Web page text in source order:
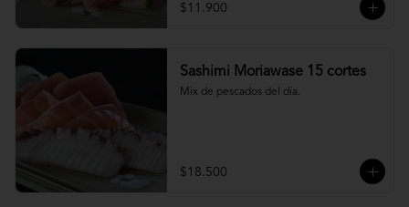
$11.900
Sashimi Moriawase 15 cortes
Mix de pescados del día.
$18.500